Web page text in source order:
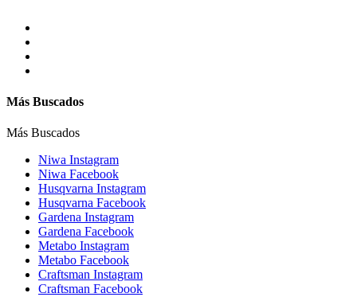
Más Buscados
Más Buscados
Niwa Instagram
Niwa Facebook
Husqvarna Instagram
Husqvarna Facebook
Gardena Instagram
Gardena Facebook
Metabo Instagram
Metabo Facebook
Craftsman Instagram
Craftsman Facebook